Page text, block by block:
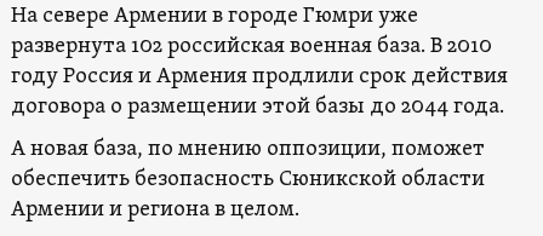
На севере Армении в городе Гюмри уже
развернута 102 российская военная база. В 2010
году Россия и Армения продлили срок действия
договора о размещении этой базы до 2044 года.
А новая база, по мнению оппозиции, поможет
обеспечить безопасность Сюникской области
Армении и региона в целом.